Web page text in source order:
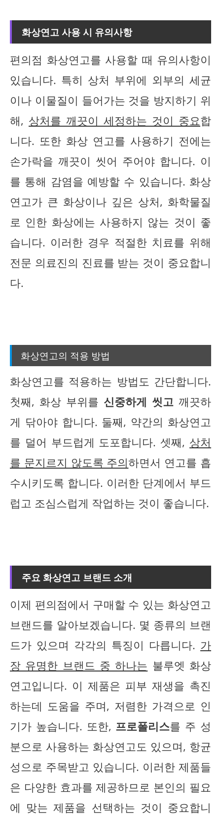
화상연고 사용 시 유의사항
편의점 화상연고를 사용할 때 유의사항이
있습니다. 특히 상처 부위에 외부의 세균
이나 이물질이 들어가는 것을 방지하기 위
해, 상처를 깨끗이 세정하는 것이 중요합
니다. 또한 화상 연고를 사용하기 전에는
손가락을 깨끗이 씻어 주어야 합니다. 이
를 통해 감염을 예방할 수 있습니다. 화상
연고가 큰 화상이나 깊은 상처, 화학물질
로 인한 화상에는 사용하지 않는 것이 좋
습니다. 이러한 경우 적절한 치료를 위해
전문 의료진의 진료를 받는 것이 중요합니
다.
화상연고의 적용 방법
화상연고를 적용하는 방법도 간단합니다.
첫째, 화상 부위를 신중하게 씻고 깨끗하
게 닦아야 합니다. 둘째, 약간의 화상연고
를 덜어 부드럽게 도포합니다. 셋째, 상처
를 문지르지 않도록 주의하면서 연고를 흡
수시키도록 합니다. 이러한 단계에서 부드
럽고 조심스럽게 작업하는 것이 좋습니다.
주요 화상연고 브랜드 소개
이제 편의점에서 구매할 수 있는 화상연고
브랜드를 알아보겠습니다. 몇 종류의 브랜
드가 있으며 각각의 특징이 다릅니다. 가
장 유명한 브랜드 중 하나는 불루엣 화상
연고입니다. 이 제품은 피부 재생을 촉진
하는데 도움을 주며, 저렴한 가격으로 인
기가 높습니다. 또한, 프로폴리스를 주 성
분으로 사용하는 화상연고도 있으며, 항균
성으로 주목받고 있습니다. 이러한 제품들
은 다양한 효과를 제공하므로 본인의 필요
에 맞는 제품을 선택하는 것이 중요합니